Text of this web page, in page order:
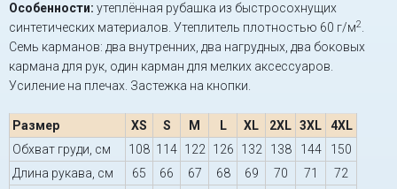
Особенности: утеплённая рубашка из быстросохнущих
синтетических материалов. Утеплитель плотностью 60 г/м2
Cемь карманов: два внутренних, два нагрудных, два боковых
кармана для рук, один карман для мелких аксессуаров.
Усиление на плечах. Застежка на кнопки.
Размер XS S M L XL 2XL 3XL
4XL
Обхват груди, см
108 114 122 126 132 138 144
150
Длина рукава, см
65 66 67 68 69 70 71
72